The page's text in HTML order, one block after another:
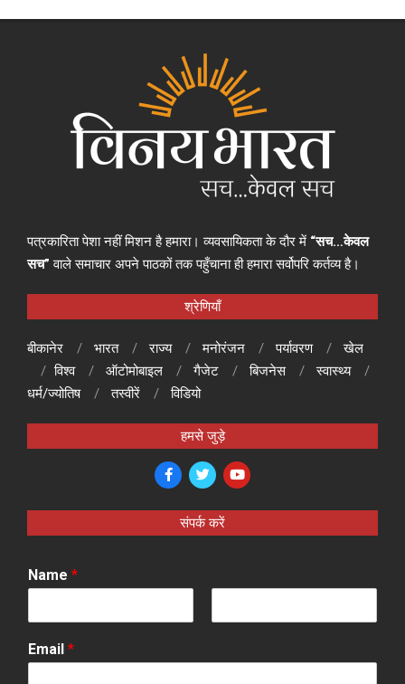
पत्रकारिता पेशा नहीं मिशन है हमारा। व्यवसायिकता के दौर में “सच…केवल
सच” वाले समाचार अपने पाठकों तक पहुँचाना ही हमारा सर्वोपरि कर्तव्य है।
श्रेणियाँ
बीकानेर भारत राज्य मनोरंजन पर्यावरण
खेल
विश्व
ऑटोमोबाइल गैजेट बिजनेस
स्वास्थ्य
धर्म/ज्योतिष
तस्वीरें विडियो
हमसे जुड़े
संपर्क करें
Name *
i
rEmail *